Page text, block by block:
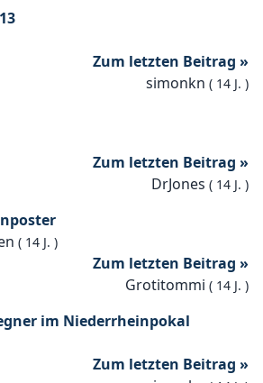
Zum letzten Beitrag »
simonkn ( 14 J. )
Zum letzten Beitrag »
DrJones ( 14 J. )
( 14 J. )
Zum letzten Beitrag »
Grotitommi ( 14 J. )
im Niederrheinpokal
Zum letzten Beitrag »